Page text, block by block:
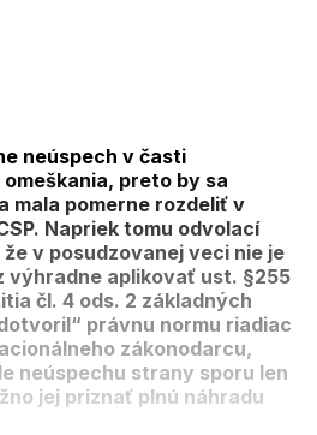
neúspech v časti
preto by sa
mala pomerne rozdeliť v
Napriek tomu odvolací
v posudzovanej veci nie je
výhradne aplikovať ust. §255
čl. 4 ods. 2 základných
právnu normu riadiac
zákonodarcu,
neúspechu strany sporu len
jej priznať plnú náhradu